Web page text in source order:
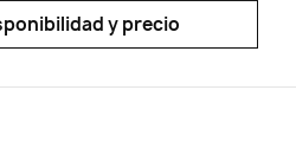
y precio